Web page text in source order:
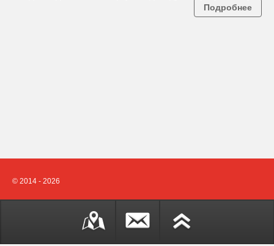
Подробнее
© 2014 - 2026
Создание сайта — Веб-студия «МегаСайтГрупп»